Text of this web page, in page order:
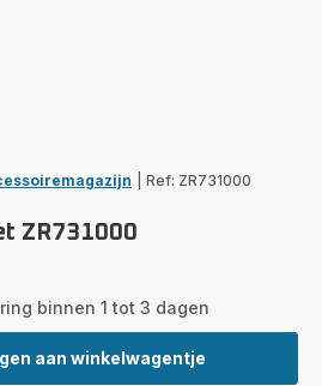
Ref: ZR731000
ZR731000
binnen 1 tot 3 dagen
aan winkelwagentje